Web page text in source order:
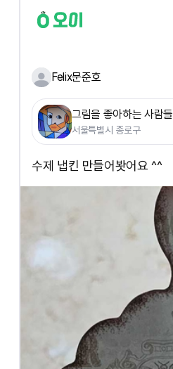
Felix문준호
그림을 좋아하는 사람들
서울특별시 종로구
수제 냅킨 만들어봣어요 ^^